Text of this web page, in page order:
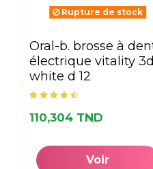
Rupture de stock
oral-b. brosse à dents
électrique vitality 3d
white d 12
110,304 TND
Voir